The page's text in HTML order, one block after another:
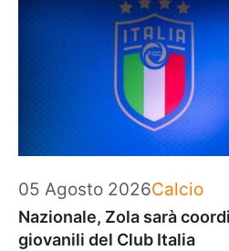
05 Agosto 2026Categorie
Calcio
Nazionale, Zola sarà
giovanili del Club Italia